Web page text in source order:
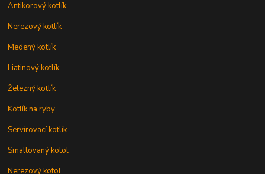
Antikorový kotlík
Nerezový kotlík
Medený kotlík
Liatinový kotlík
Železný kotlík
Kotlík na ryby
Servírovací kotlík
Smaltovaný kotol
Nerezový kotol